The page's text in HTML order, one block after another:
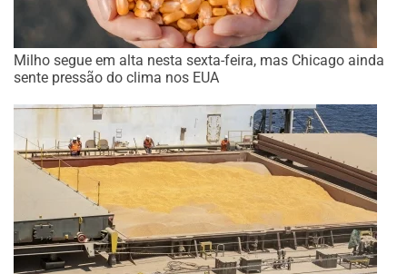
Milho segue em alta nesta sexta-feira, mas Chicago ainda
sente pressão do clima nos EUA